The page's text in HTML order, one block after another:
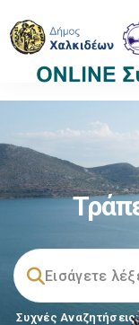
Συχνές Αναζητήσεις: